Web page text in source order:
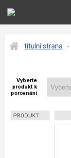
titulní strana
Vyberte
produkt k
porovnání
PRODUKT